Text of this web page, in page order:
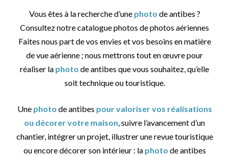
Vous êtes à la recherche d’une photo de antibes ?
Consultez notre catalogue photos de photos aériennes
Faites nous part de vos envies et vos besoins en matière
de vue aérienne ; nous mettrons tout en œuvre pour
réaliser la photo de antibes que vous souhaitez, qu’elle
soit technique ou touristique.
Une photo de antibes pour valoriser vos réalisations
ou décorer votre maison, suivre l’avancement d’un
chantier, intégrer un projet, illustrer une revue touristique
ou encore décorer son intérieur : la photo de antibes